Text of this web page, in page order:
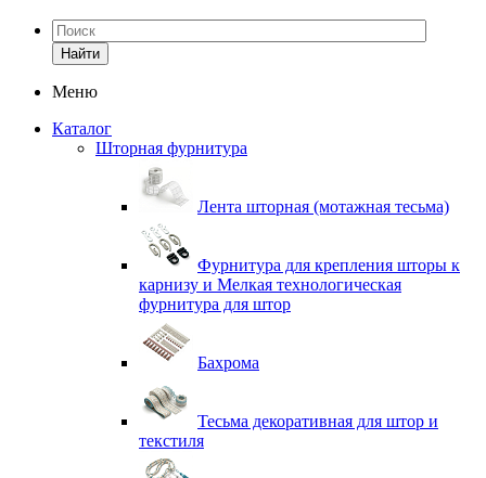
Найти
Меню
Каталог
Шторная фурнитура
Лента шторная (мотажная тесьма)
Фурнитура для крепления шторы к
карнизу и Мелкая технологическая
фурнитура для штор
Бахрома
Тесьма декоративная для штор и
текстиля